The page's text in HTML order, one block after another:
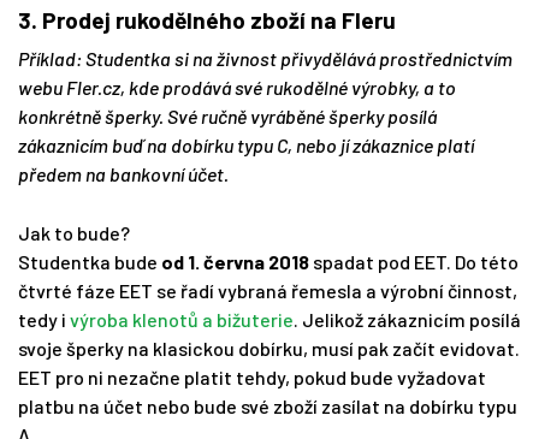
3. Prodej rukodělného zboží na Fleru
Příklad: Studentka si na živnost přivydělává prostřednictvím
webu Fler.cz, kde prodává své rukodělné výrobky, a to
konkrétně šperky. Své ručně vyráběné šperky posílá
zákaznicím buď na dobírku typu C, nebo jí zákaznice platí
předem na bankovní účet.
Jak to bude?
Studentka bude od 1. června 2018 spadat pod EET. Do této
čtvrté fáze EET se řadí vybraná řemesla a výrobní činnost,
tedy i výroba klenotů a bižuterie. Jelikož zákaznicím posílá
svoje šperky na klasickou dobírku, musí pak začít evidovat.
EET pro ni nezačne platit tehdy, pokud bude vyžadovat
platbu na účet nebo bude své zboží zasílat na dobírku typu